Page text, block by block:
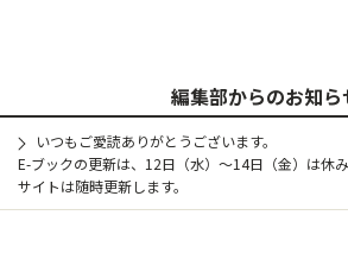
編集部からのお知ら
いつもご愛読ありがとうございます。
E-ブックの更新は、12日（水）～14日（金）は休
サイトは随時更新します。